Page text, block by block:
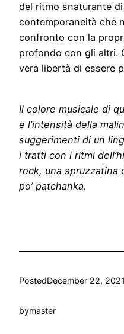
del ritmo snaturante
contemporaneità che
confronto con la
profondo con gli altri.
vera libertà di essere
Il colore musicale di
e l’intensità della
suggerimenti di un
i tratti con i ritmi
rock, una spruzzatina
po’ patchanka.
PostedDecember 22, 2021
bymaster